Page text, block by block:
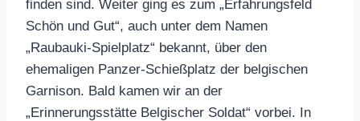
finden sind. Weiter ging es zum „Erfahrungsfeld
Schön und Gut“, auch unter dem Namen
„Raubauki-Spielplatz“ bekannt, über den
ehemaligen Panzer-Schießplatz der belgischen
Garnison. Bald kamen wir an der
„Erinnerungsstätte Belgischer Soldat“ vorbei. In